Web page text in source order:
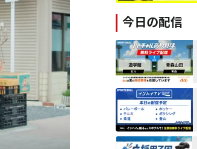
今日の配信